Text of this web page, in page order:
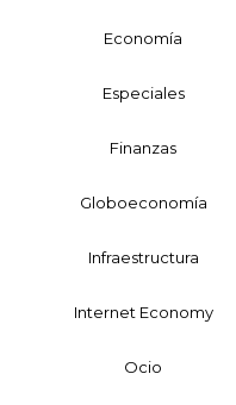
Economía
Especiales
Finanzas
Globoeconomía
Infraestructura
Internet Economy
Ocio